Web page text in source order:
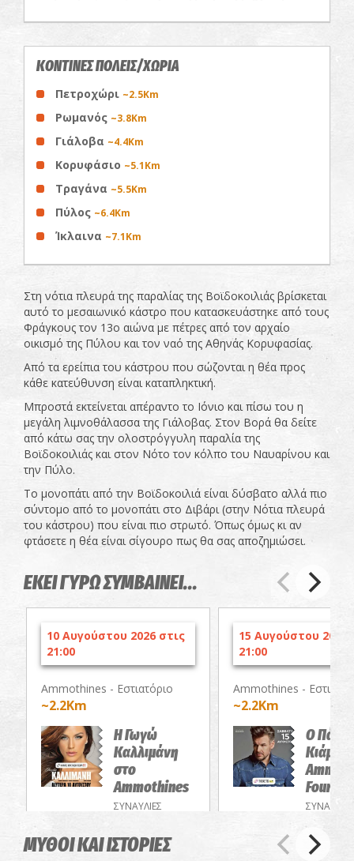
ΚΟΝΤΙΝΕΣ ΠΟΛΕΙΣ/ΧΩΡΙΑ
Πετροχώρι ~2.5Km
Ρωμανός ~3.8Km
Γιάλοβα ~4.4Km
Κορυφάσιο ~5.1Km
Τραγάνα ~5.5Km
Πύλος ~6.4Km
Ίκλαινα ~7.1Km
Στη νότια πλευρά της παραλίας της Βοϊδοκοιλιάς βρίσκεται
αυτό το μεσαιωνικό κάστρο που κατασκευάστηκε από τους
Φράγκους τον 13ο αιώνα με πέτρες από τον αρχαίο
οικισμό της Πύλου και τον ναό της Αθηνάς Κορυφασίας.
Από τα ερείπια του κάστρου που σώζονται η θέα προς
κάθε κατεύθυνση είναι καταπληκτική.
Μπροστά εκτείνεται απέραντο το Ιόνιο και πίσω του η
μεγάλη λιμνοθάλασσα της Γιάλοβας. Στον Βορά θα δείτε
από κάτω σας την ολοστρόγγυλη παραλία της
Βοϊδοκοιλιάς και στον Νότο τον κόλπο του Ναυαρίνου και
την Πύλο.
Το μονοπάτι από την Βοϊδοκοιλιά είναι δύσβατο αλλά πιο
σύντομο από το μονοπάτι στο Διβάρι (στην Νότια πλευρά
του κάστρου) που είναι πιο στρωτό. Όπως όμως κι αν
φτάσετε η θέα είναι σίγουρο πως θα σας αποζημιώσει.
ΕΚΕΙ ΓΥΡΩ ΣΥΜΒΑΙΝΕΙ...
10 Αυγούστου 2026 στις
21:00
Ammothines - Εστιατόριο
~2.2Km
Η Γωγώ
Καλλιμάνη
στο
Ammothines
ΣΥΝΑΥΛΙΕΣ
15 Αυγούστου 2026
21:00
Ammothines -
~2.2Km
Ο
Κιάμος
Four
ΣΥΝΑΥΛΙΕΣ
ΜΥΘΟΙ ΚΑΙ ΙΣΤΟΡΙΕΣ